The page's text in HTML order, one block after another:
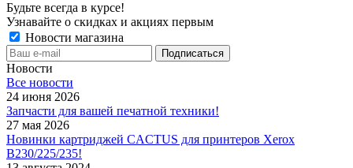
Будьте всегда в курсе!
Узнавайте о скидках и акциях первым
Новости магазина
Новости
Все новости
24 июня 2026
Запчасти для вашей печатной техники!
27 мая 2026
Новинки картриджей CACTUS для принтеров Xerox
B230/225/235!